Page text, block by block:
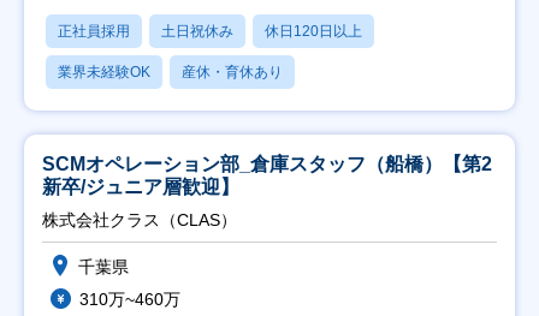
正社員採用 土日祝休み 休日120日以上
業界未経験OK 産休・育休あり
SCMオペレーション部_倉庫スタッフ（船橋）【第2
新卒/ジュニア層歓迎】
株式会社クラス（CLAS）
千葉県
310万~460万